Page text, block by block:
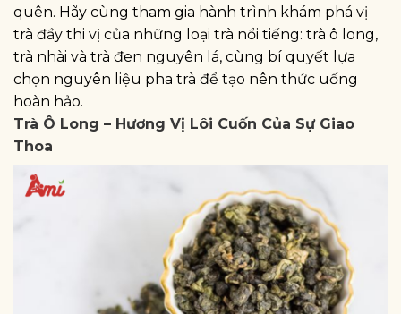
quên. Hãy cùng tham gia hành trình khám phá vị
trà đầy thi vị của những loại trà nổi tiếng: trà ô long,
trà nhài và trà đen nguyên lá, cùng bí quyết lựa
chọn nguyên liệu pha trà để tạo nên thức uống
hoàn hảo.
Trà Ô Long – Hương Vị Lôi Cuốn Của Sự Giao
Thoa